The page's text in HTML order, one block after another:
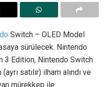
Switch – OLED Model
sürülecek. Nintendo
3 Edition, Nintendo Switch
satılır) ilham alındı ve
mürekkep ile